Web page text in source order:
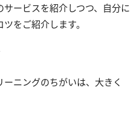
ービスを紹介しつつ、自分に
をご紹介します。
ニングのちがいは、大きく